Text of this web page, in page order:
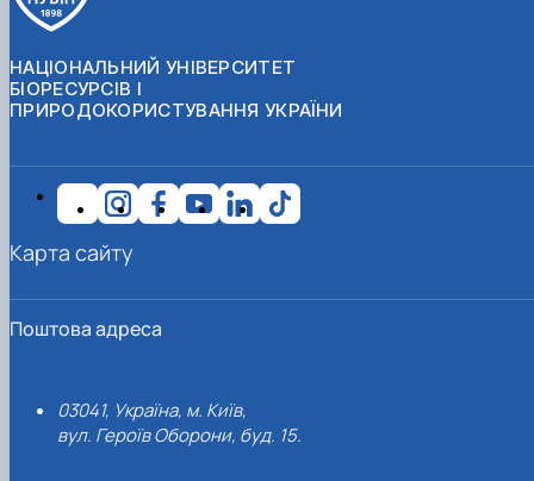
НАЦІОНАЛЬНИЙ УНІВЕРСИТЕТ
БІОРЕСУРСІВ І
ПРИРОДОКОРИСТУВАННЯ УКРАЇНИ
Поштова адреса
03041, Україна, м. Київ,
вул. Героїв Оборони, буд. 15.
Карта сайту